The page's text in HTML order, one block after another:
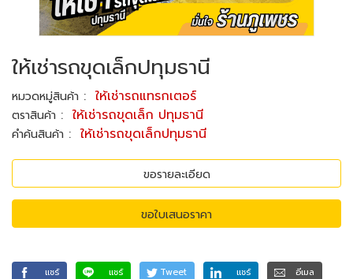
ให้เช่ารถขุดเล็กปทุมธานี
หมวดหมู่สินค้า :ให้เช่ารถแทรกเตอร์
ตราสินค้า :ให้เช่ารถขุดเล็ก ปทุมธานี
คำค้นสินค้า :ให้เช่ารถขุดเล็กปทุมธานี
ขอรายละเอียด
ขอใบเสนอราคา
แชร์ แชร์ Tweet แชร์
อีเมล